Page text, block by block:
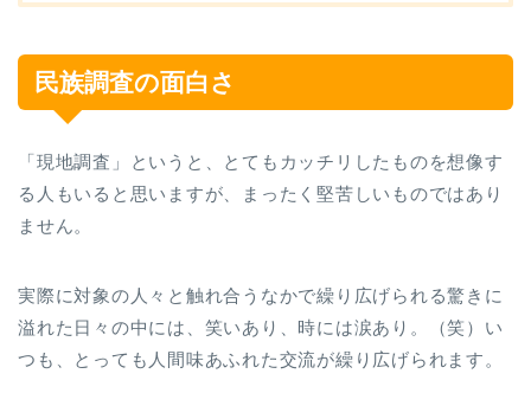
民族調査の面白さ
「現地調査」というと、とてもカッチリしたものを想像す
る人もいると思いますが、まったく堅苦しいものではあり
ません。
実際に対象の人々と触れ合うなかで繰り広げられる驚きに
溢れた日々の中には、笑いあり、時には涙あり。（笑）い
つも、とっても人間味あふれた交流が繰り広げられます。